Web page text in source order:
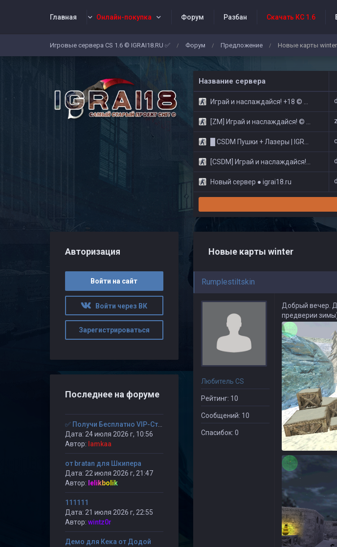
Главная Онлайн-покупка Форум Разбан Скачать КС 1.6
События проекта
Игровые сервера CS 1.6 © IGRAI18.RU ✅ / Форум / Предложение / Новые карты winter
Название сервера
Играй и наслаждайся! +18 © Public
[ZM] Играй и наслаждайся! © Zombie Show
█ CSDM Пушки + Лазеры | IGRAI18.RU ツ █
[CSDM] Играй и наслаждайся! © Classic
Новый сервер ● igrai18.ru
Новые карты winter
Rumplestiltskin
Любитель CS
Рейтинг: 10
Сообщений: 10
Спасибок: 0
Добрый вечер.
предверии
Авторизация
Войти на сайт
Войти через ВК
Зарегистрироваться
Последнее на форуме
Дата: 24 июля 2026 г, 10:56
Автор: lamkaa
от bratan для Шкипера
Дата: 22 июля 2026 г, 21:47
Автор: lelikbolik
111111
Дата: 21 июля 2026 г, 22:55
Автор: wintz0r
Демо для Кека от Додой